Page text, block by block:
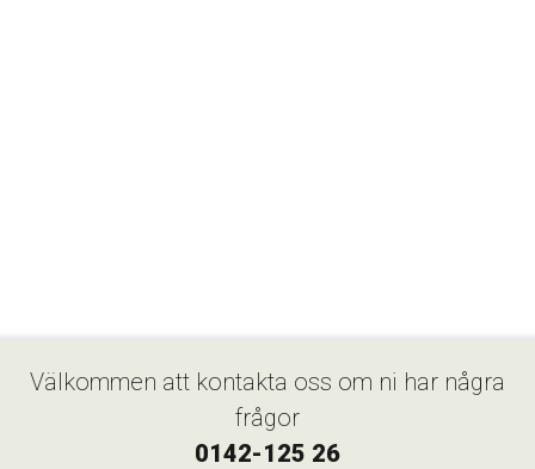
Välkommen att kontakta oss om ni har några
frågor
0142-125 26